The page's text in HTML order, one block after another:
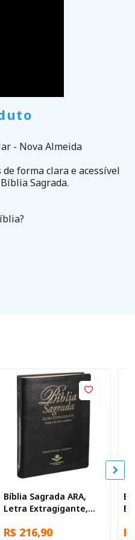
- Nova Almeida
forma clara e acessível
Sagrada.
Bíblia Sagrada ARA,
Letra Extragigante,
destacadas, com
R$ 216,90